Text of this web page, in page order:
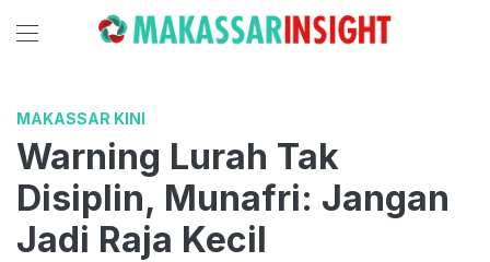
MAKASSAR KINI
Warning Lurah Tak
Disiplin, Munafri: Jangan
Jadi Raja Kecil